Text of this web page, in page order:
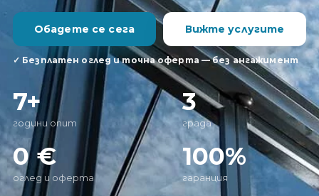
Обадете се сега Вижте услугите
✓ Безплатен оглед и точна оферта — без ангажимент
7+
години опит
3
града
0 €
оглед и оферта
100%
гаранция